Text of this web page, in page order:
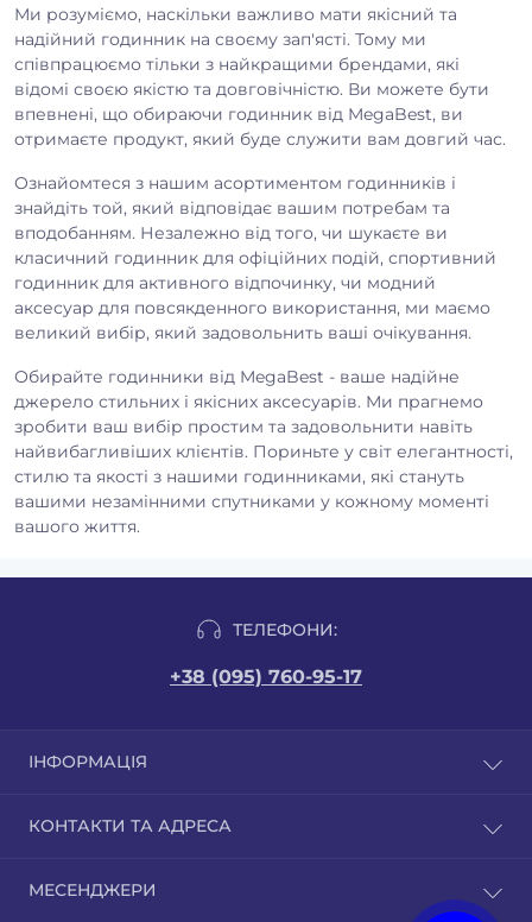
Ми розуміємо, наскільки важливо мати якісний та
надійний годинник на своєму зап'ясті. Тому ми
співпрацюємо тільки з найкращими брендами, які
відомі своєю якістю та довговічністю. Ви можете бути
впевнені, що обираючи годинник від MegaBest, ви
отримаєте продукт, який буде служити вам довгий час.
Ознайомтеся з нашим асортиментом годинників і
знайдіть той, який відповідає вашим потребам та
вподобанням. Незалежно від того, чи шукаєте ви
класичний годинник для офіційних подій, спортивний
годинник для активного відпочинку, чи модний
аксесуар для повсякденного використання, ми маємо
великий вибір, який задовольнить ваші очікування.
Обирайте годинники від MegaBest - ваше надійне
джерело стильних і якісних аксесуарів. Ми прагнемо
зробити ваш вибір простим та задовольнити навіть
найвибагливіших клієнтів. Пориньте у світ елегантності,
стилю та якості з нашими годинниками, які стануть
вашими незамінними спутниками у кожному моменті
вашого життя.
ТЕЛЕФОНИ:
+38 (095) 760-95-17
ІНФОРМАЦІЯ
Доставка і оплата
Сертифікати якості
КОНТАКТИ ТА АДРЕСА
партнера
МЕСЕНДЖЕРИ